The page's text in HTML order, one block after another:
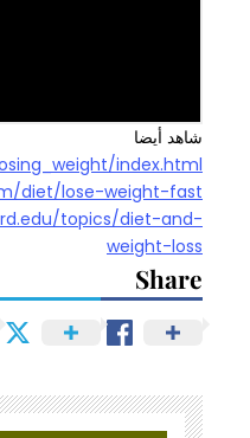
شاهد أيضا
losing_weight/index.html
diet/lose-weight-fast
topics/diet-and-
weight-loss
Share